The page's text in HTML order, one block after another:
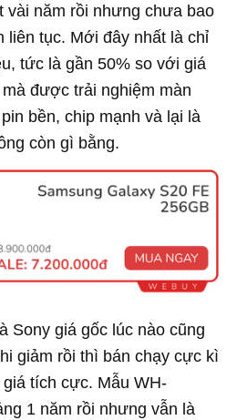
vài năm rồi nhưng chưa bao
liên tục. Mới đây nhất là chỉ
tức là gần 50% so với giá
được trải nghiệm màn
bền, chip mạnh và lại là
còn gì bằng.
Sony giá gốc lúc nào cũng
giảm rồi thì bán chạy cực kì
giá tích cực. Mẫu WH-
1 năm rồi nhưng vẫn là